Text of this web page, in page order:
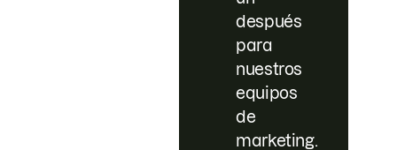
después
para
nuestros
equipos
de
marketing.